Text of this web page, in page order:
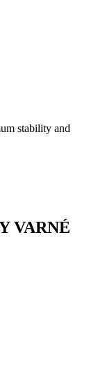
VARNÉ